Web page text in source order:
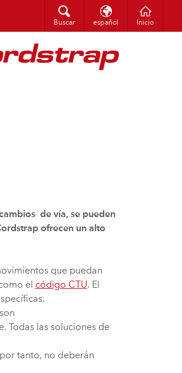
Buscar español Inicio
Buscar
de vía, se pueden
ofrecen un alto
que puedan
el código CTU. El
Todas las soluciones de
tanto, no deberán